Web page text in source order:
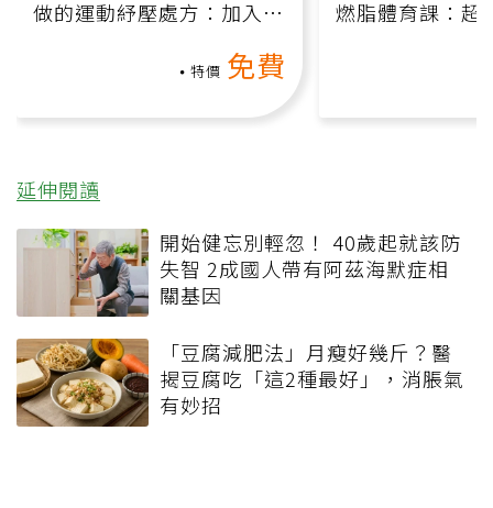
做的運動紓壓處方：加入行
特價 免費
燃脂體育課：超
延伸閱讀
開始健忘別輕忽！ 40歲起就該防
失智 2成國人帶有阿茲海默症相
關基因
「豆腐減肥法」月瘦好幾斤？醫
揭豆腐吃「這2種最好」，消脹氣
有妙招